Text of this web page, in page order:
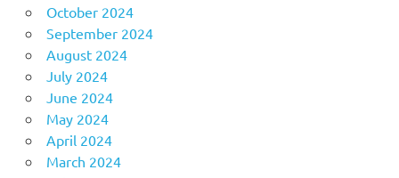
October 2024
September 2024
August 2024
July 2024
June 2024
May 2024
April 2024
March 2024